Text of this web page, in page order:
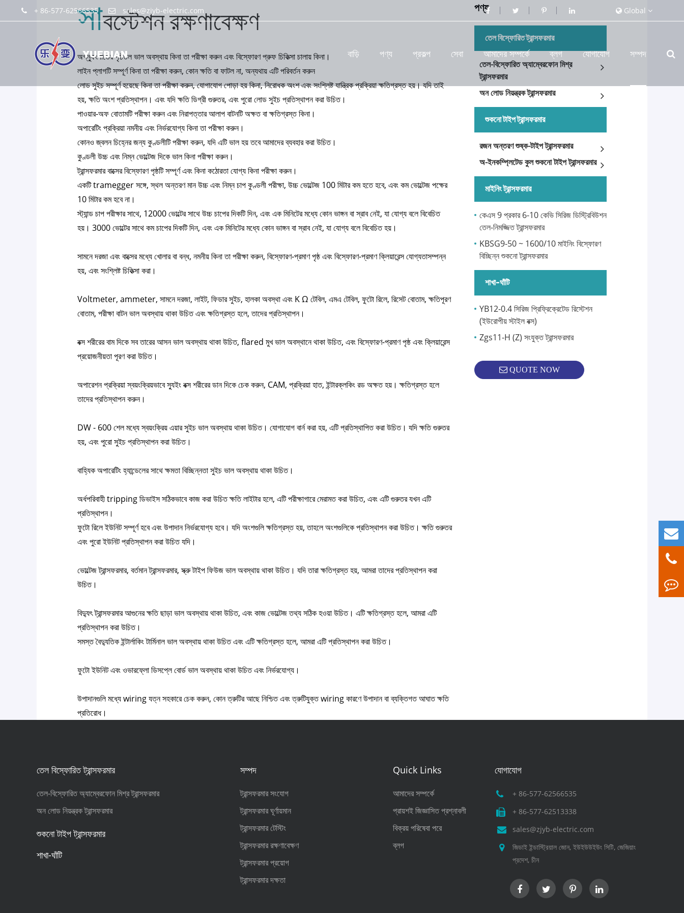
+ 86-577-62566535 sales@zjyb-electric.com Global
বাড়ি পণ্য প্রকল্প সেবা আমাদের সম্পর্কে ব্লগ যোগাযোগ সম্পদ
সাবস্টেশন রক্ষণাবেক্ষণ
অগ্ন্যুৎপাতের পৃষ্ঠতল ভাল অবস্থায় কিনা তা পরীক্ষা করুন এবং বিস্ফোরণ প্রুফ চিকিত্সা চালায় কিনা।
লাইন প্লাগটি সম্পূর্ণ কিনা তা পরীক্ষা করুন, কোন ক্ষতি বা ফাটল না, অন্যথায় এটি পরিবর্তন করুন
লোড সুইচ সম্পূর্ণ হয়েছে কিনা তা পরীক্ষা করুন, যোগাযোগ পোড়া হয় কিনা, নিরোধক অংশ এবং সংশ্লিষ্ট যান্ত্রিক প্রক্রিয়া ক্ষতিগ্রস্ত হয়। যদি তাই
হয়, ক্ষতি অংশ প্রতিস্থাপন। এবং যদি ক্ষতি ডিগ্রী গুরুতর, এবং পুরো লোড সুইচ প্রতিস্থাপন করা উচিত।
পাওয়ার-অফ বোতামটি পরীক্ষা করুন এবং নিরাপত্তার আলাপ বাটনটি অক্ষত বা ক্ষতিগ্রস্ত কিনা।
অপারেটিং প্রক্রিয়া নমনীয় এবং নির্ভরযোগ্য কিনা তা পরীক্ষা করুন।
কোনও জ্বলন চিহ্নের জন্য কুণ্ডলীটি পরীক্ষা করুন, যদি এটি ভাল হয় তবে আমাদের ব্যবহার করা উচিত।
কুণ্ডলী উচ্চ এবং নিম্ন ভোল্টেজ দিকে ভাল কিনা পরীক্ষা করুন।
ট্রান্সফরমার বাক্সের বিস্ফোরণ পৃষ্ঠটি সম্পূর্ণ এবং কিনা কঠোরতা যোগ্য কিনা পরীক্ষা করুন।
একটি tramegger সঙ্গে, স্থল অন্তরণ মান উচ্চ এবং নিম্ন চাপ কুণ্ডলী পরীক্ষা, উচ্চ ভোল্টেজ 100 মিটার কম হতে হবে, এবং কম ভোল্টেজ পক্ষের
10 মিটার কম হবে না।
স্ট্যান্ড চাপ পরীক্ষার সাথে, 12000 ভোল্টের সাথে উচ্চ চাপের দিকটি দিন, এবং এক মিনিটের মধ্যে কোন ভাঙ্গন বা স্রাব নেই, যা যোগ্য বলে বিবেচিত
হয়। 3000 ভোল্টের সাথে কম চাপের দিকটি দিন, এবং এক মিনিটের মধ্যে কোন ভাঙ্গন বা স্রাব নেই, যা যোগ্য বলে বিবেচিত হয়।
সামনে দরজা এবং বাক্সের মধ্যে খোলার বা বন্ধ, নমনীয় কিনা তা পরীক্ষা করুন, বিস্ফোরণ-প্রমাণ পৃষ্ঠ এবং বিস্ফোরণ-প্রমাণ ক্লিয়ারেন্স যোগ্যতাসম্পন্ন
হয়, এবং সংশ্লিষ্ট চিকিত্সা করা।
Voltmeter, ammeter, সামনে দরজা, লাইট, ফিডার সুইচ, হালকা অবস্থা এবং K Ω টেবিল, এমএ টেবিল, ফুটো রিলে, রিসেট বোতাম, ক্ষতিপূরণ
বোতাম, পরীক্ষা বাটন ভাল অবস্থায় থাকা উচিত এবং ক্ষতিগ্রস্ত হলে, তাদের প্রতিস্থাপন।
বক্স শরীরের বাম দিকে সব তারের আসন ভাল অবস্থায় থাকা উচিত, flared মুখ ভাল অবস্থানে থাকা উচিত, এবং বিস্ফোরণ-প্রমাণ পৃষ্ঠ এবং ক্লিয়ারেন্স
প্রয়োজনীয়তা পূরণ করা উচিত।
অপারেশন প্রক্রিয়া স্বয়ংক্রিয়ভাবে স্যুইং বক্স শরীরের ডান দিকে চেক করুন, CAM, প্রক্রিয়া হাত, ইন্টারক্লকিং রড অক্ষত হয়। ক্ষতিগ্রস্ত হলে
তাদের প্রতিস্থাপন করুন।
DW - 600 শেল মধ্যে স্বয়ংক্রিয় এয়ার সুইচ ভাল অবস্থায় থাকা উচিত। যোগাযোগ বার্ন করা হয়, এটি প্রতিস্থাপিত করা উচিত। যদি ক্ষতি গুরুতর
হয়, এবং পুরো সুইচ প্রতিস্থাপন করা উচিত।
বাহ্যিক অপারেটিং হ্যান্ডেলের সাথে ক্ষমতা বিচ্ছিন্নতা সুইচ ভাল অবস্থায় থাকা উচিত।
অর্ধপরিবাহী tripping ডিভাইস সঠিকভাবে কাজ করা উচিত ক্ষতি লাইটার হলে, এটি পরীক্ষাগারে মেরামত করা উচিত, এবং এটি গুরুতর যখন এটি
প্রতিস্থাপন।
ফুটো রিলে ইউনিট সম্পূর্ণ হবে এবং উপাদান নির্ভরযোগ্য হবে। যদি অংশগুলি ক্ষতিগ্রস্ত হয়, তাহলে অংশগুলিকে প্রতিস্থাপন করা উচিত। ক্ষতি গুরুতর
এবং পুরো ইউনিট প্রতিস্থাপন করা উচিত যদি।
ভোল্টেজ ট্রান্সফরমার, বর্তমান ট্রান্সফরমার, স্ক্রু টাইপ ফিউজ ভাল অবস্থায় থাকা উচিত। যদি তারা ক্ষতিগ্রস্ত হয়, আমরা তাদের প্রতিস্থাপন করা
উচিত।
বিদ্যুৎ ট্রান্সফরমার আগুনের ক্ষতি ছাড়া ভাল অবস্থায় থাকা উচিত, এবং কাজ ভোল্টেজ তথ্য সঠিক হওয়া উচিত। এটি ক্ষতিগ্রস্ত হলে, আমরা এটি
প্রতিস্থাপন করা উচিত।
সমস্ত বৈদ্যুতিক ইন্টার্লাকিং টার্মিনাল ভাল অবস্থায় থাকা উচিত এবং এটি ক্ষতিগ্রস্ত হলে, আমরা এটি প্রতিস্থাপন করা উচিত।
ফুটো ইউনিট এবং ওভারফ্লো ডিসপ্লে বোর্ড ভাল অবস্থায় থাকা উচিত এবং নির্ভরযোগ্য।
উপাদানগুলি মধ্যে wiring যত্ন সহকারে চেক করুন, কোন ত্রুটির আছে নিশ্চিত এবং ত্রুটিযুক্ত wiring কারণে উপাদান বা ব্যক্তিগত আঘাত ক্ষতি
প্রতিরোধ।
পণ্য
তেল বিস্ফোরিত ট্রান্সফরমার
তেল-বিস্ফোরিত অ্যাম্বেরফোন মিশ্র
ট্রান্সফরমার
অন ​​লোড নিয়ন্ত্রক ট্রান্সফরমার
শুকনো টাইপ ট্রান্সফরমার
রজন অন্তরণ শুষ্ক-টাইপ ট্রান্সফরমার
অ-ইনকম্প্লিটেড কুল শুকনো টাইপ ট্রান্সফরমার
মাইনিং ট্রান্সফরমার
কেএস 9 প্রকার 6-10 কেভি সিরিজ ডিস্ট্রিবিউশন
তেল-নিমজ্জিত ট্রান্সফরমার
KBSG9-50 ~ 1600/10 মাইনিং বিস্ফোরণ
বিচ্ছিন্ন শুকনো ট্রান্সফরমার
শাখা-ঘাঁটি
YB12-0.4 সিরিজ প্রিফ্রিক্রেটেড রিস্টেশন
(ইউরোপীয় স্টাইল বক্স)
Zgs11-H (Z) সংযুক্ত ট্রান্সফরমার
QUOTE NOW
তেল বিস্ফোরিত ট্রান্সফরমার
তেল-বিস্ফোরিত অ্যাম্বেরফোন মিশ্র ট্রান্সফরমার
অন ​​লোড নিয়ন্ত্রক ট্রান্সফরমার
শুকনো টাইপ ট্রান্সফরমার
শাখা-ঘাঁটি
সম্পদ
ট্রান্সফরমার সংযোগ
ট্রান্সফরমার ঘূর্ণায়মান
ট্রান্সফরমার টেস্টিং
ট্রান্সফরমার রক্ষণাবেক্ষণ
ট্রান্সফরমার প্রয়োগ
ট্রান্সফরমার দক্ষতা
Quick Links
আমাদের সম্পর্কে
প্রায়শই জিজ্ঞাসিত প্রশ্নাবলী
বিক্রয় পরিষেবা পরে
ব্লগ
যোগাযোগ
+ 86-577-62566535
+ 86-577-62513338
sales@zjyb-electric.com
জিডাই ইন্ডাস্ট্রিয়াল জোন, ইউইউউইউং সিটি, জেজিয়াং
প্রদেশ, চীন